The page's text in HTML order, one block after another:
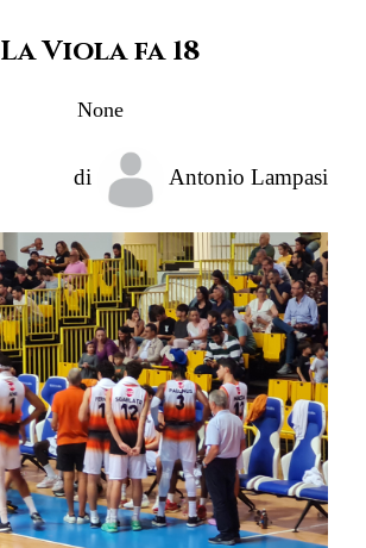
La Viola fa 18
None
di Antonio Lampasi